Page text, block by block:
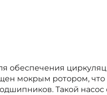
обеспечения
мокрым ротором, что
Такой насос